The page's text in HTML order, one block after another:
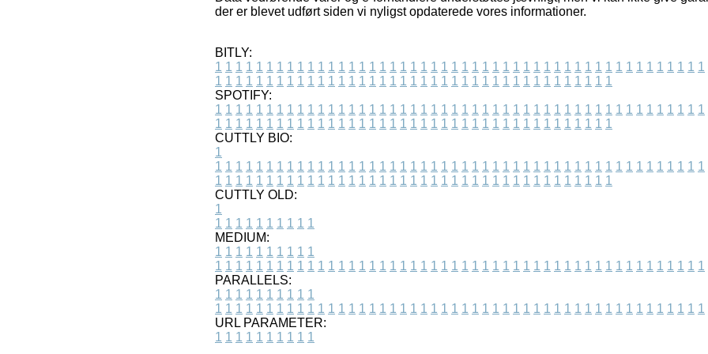
der er blevet udført siden vi nyligst opdaterede vores informationer.
BITLY:
1 1 1 1 1 1 1 1 1 1 1 1 1 1 1 1 1 1 1 1 1 1 1 1 1 1 1 1 1 1 1 1 1 1 1 1 1 1 1 1 1 1 1 1 1 1 1 1
1 1 1 1 1 1 1 1 1 1 1 1 1 1 1 1 1 1 1 1 1 1 1 1 1 1 1 1 1 1 1 1 1 1 1 1 1 1 1
SPOTIFY:
1 1 1 1 1 1 1 1 1 1 1 1 1 1 1 1 1 1 1 1 1 1 1 1 1 1 1 1 1 1 1 1 1 1 1 1 1 1 1 1 1 1 1 1 1 1 1 1
1 1 1 1 1 1 1 1 1 1 1 1 1 1 1 1 1 1 1 1 1 1 1 1 1 1 1 1 1 1 1 1 1 1 1 1 1 1 1
CUTTLY BIO:
1
1 1 1 1 1 1 1 1 1 1 1 1 1 1 1 1 1 1 1 1 1 1 1 1 1 1 1 1 1 1 1 1 1 1 1 1 1 1 1 1 1 1 1 1 1 1 1 1
1 1 1 1 1 1 1 1 1 1 1 1 1 1 1 1 1 1 1 1 1 1 1 1 1 1 1 1 1 1 1 1 1 1 1 1 1 1 1
CUTTLY OLD:
1
1 1 1 1 1 1 1 1 1 1
MEDIUM:
1 1 1 1 1 1 1 1 1 1
1 1 1 1 1 1 1 1 1 1 1 1 1 1 1 1 1 1 1 1 1 1 1 1 1 1 1 1 1 1 1 1 1 1 1 1 1 1 1 1 1 1 1 1 1 1 1 1
PARALLELS:
1 1 1 1 1 1 1 1 1 1
1 1 1 1 1 1 1 1 1 1 1 1 1 1 1 1 1 1 1 1 1 1 1 1 1 1 1 1 1 1 1 1 1 1 1 1 1 1 1 1 1 1 1 1 1 1 1 1
URL PARAMETER:
1 1 1 1 1 1 1 1 1 1